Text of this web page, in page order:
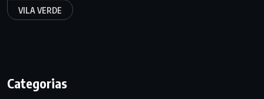
VILA VERDE
Categorias